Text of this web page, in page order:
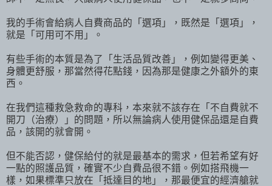
我的手術會給病人自費商品的「選項」，既然是「選項」，
就是「可用可不用」。
有些手術的本質是為了「生活品質改善」，例如變得更美、
身體更舒服，那當然得花點錢，因為那是健康之外額外的東
西。
在我們這種救急救命的專科，本來就不該存在「不自費就不
開刀（治療）」的問題，所以無論病人使用健保品還是自費
品，該開的就會開。
但不能否認，健保給付的就是最基本的需求，但若希望有好
一點的照護品質，確實不少自費品很不錯。例如搭飛機一
樣，如果標準只放在「抵達目的地」，那最便宜的經濟艙就